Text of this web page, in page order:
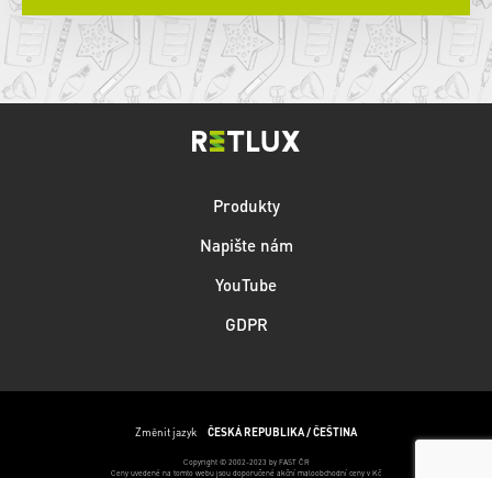
Produkty
Napište nám
YouTube
GDPR
Změnit jazyk ČESKÁ REPUBLIKA / ČEŠTINA
Copyright © 2002-2023 by FAST ČR
Ceny uvedené na tomto webu jsou doporučené akční maloobchodní ceny v Kč